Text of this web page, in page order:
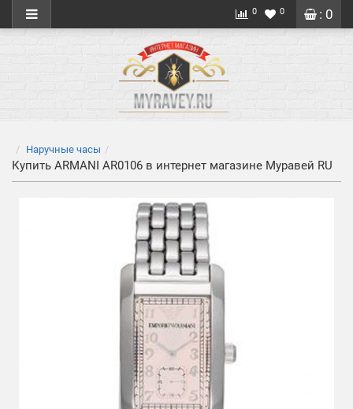
: 0
0 0
Наручные часы
Купить ARMANI AR0106 в интернет магазине Муравей RU